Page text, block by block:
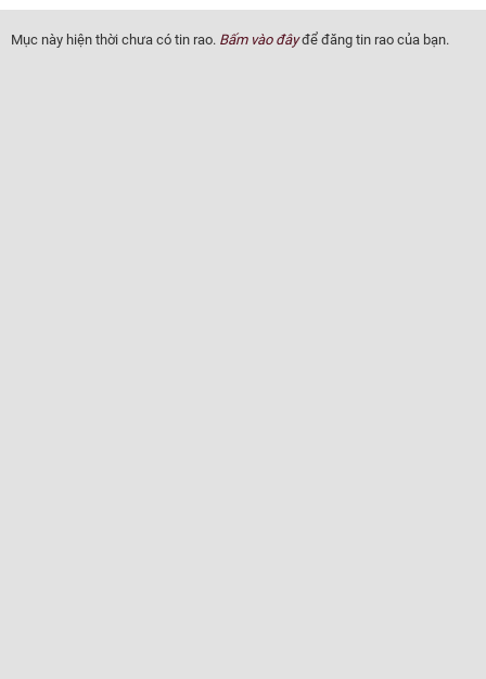
Tất cả
Mục này hiện thời chưa có tin rao. Bấm vào đâyđể đăng tin rao của bạn.